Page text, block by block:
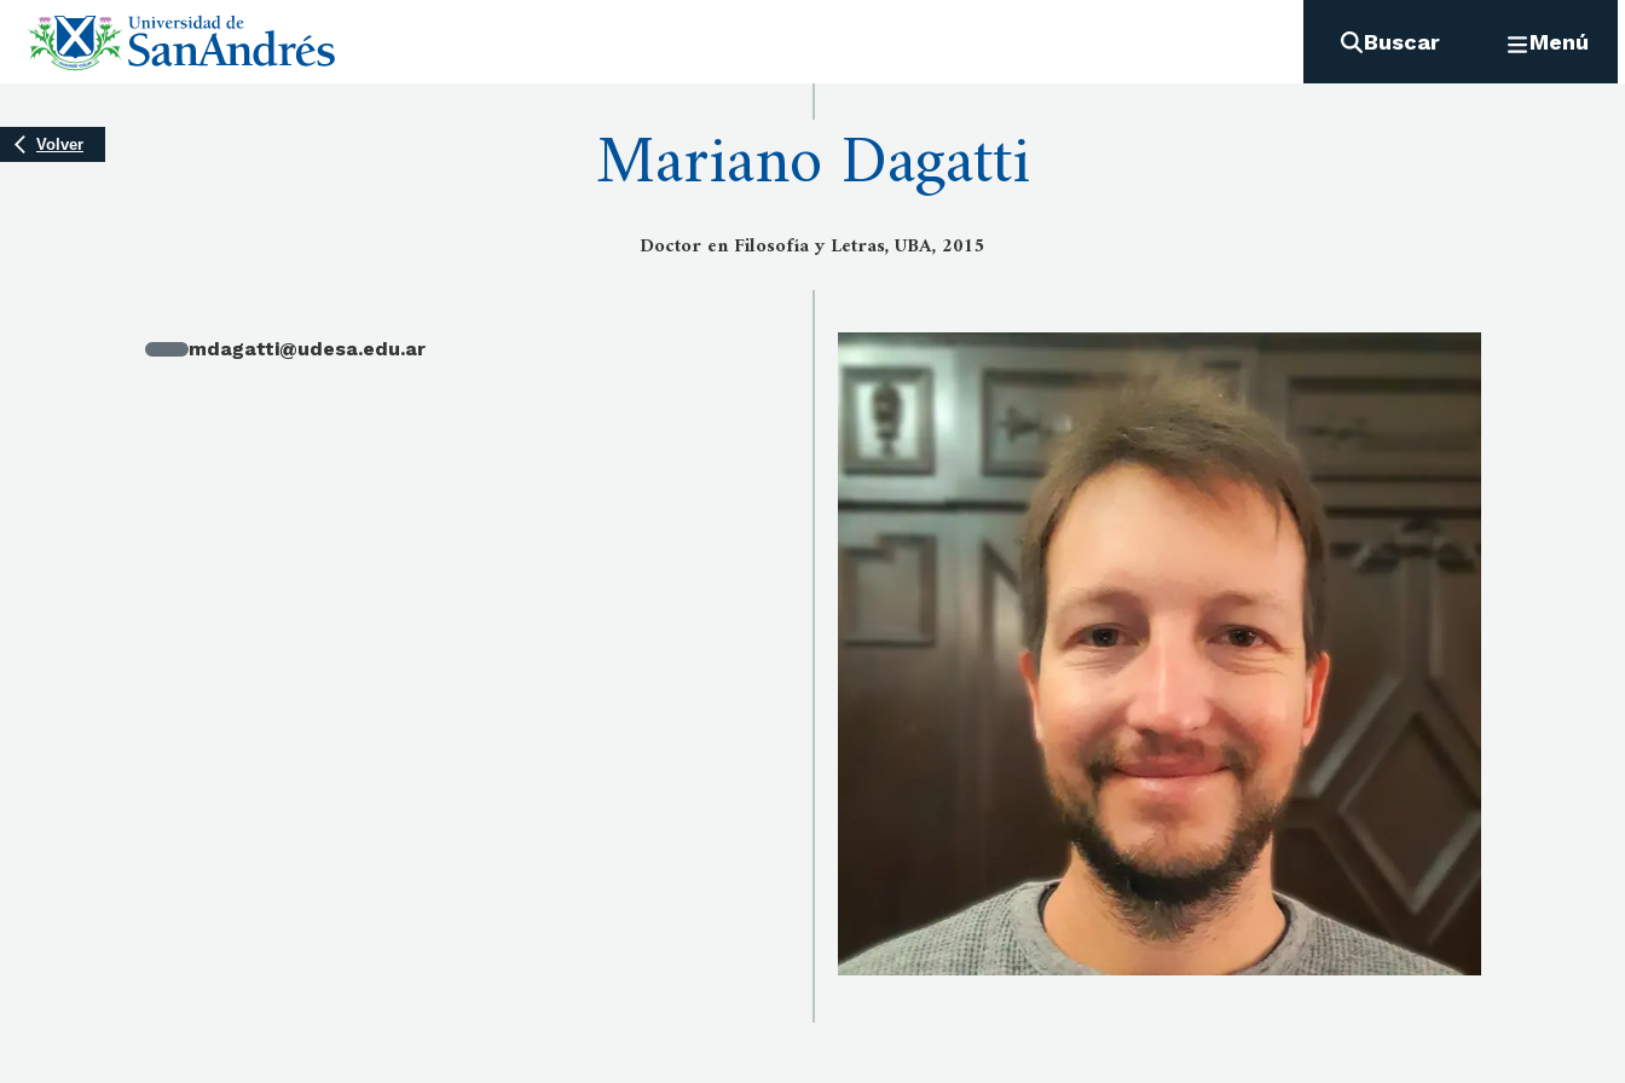
Buscar Menú
Volver Mariano Dagatti
Doctor en Filosofía y Letras, UBA, 2015
mdagatti@udesa.edu.ar